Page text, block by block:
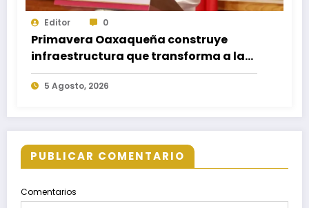
Editor 0
Primavera Oaxaqueña construye
infraestructura que transforma a las
familias del estado
5 Agosto, 2026
PUBLICAR COMENTARIO
Comentarios